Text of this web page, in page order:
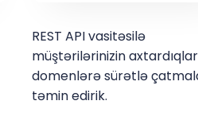
REST API vasitəsilə
müştərilərinizin
domenlərə sürətlə
təmin edirik.